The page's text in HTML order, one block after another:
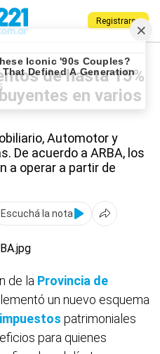
Registrarse
de hasta 15%
en varios
Automotor y
De acuerdo a ARBA, los
a operar a partir de
Escuchá la nota
de la Provincia de
un nuevo esquema
impuestos patrimoniales
para quienes